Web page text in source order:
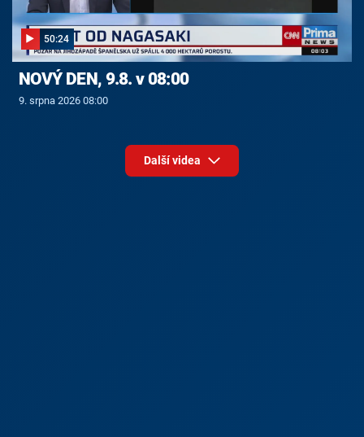
50:24
NOVÝ DEN, 9.8. v 08:00
9. srpna 2026 08:00
Další videa